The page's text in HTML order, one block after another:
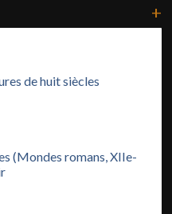
+
de huit siècles
(Mondes romans, XIIe-